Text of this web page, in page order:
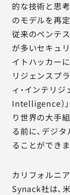
的な技術と思
のモデルを再
従来のペンテ
が多いセキュ
イトハッカー
リジェンスプ
ィ・インテリ
Intelligence）
り世界の大手
る前に、デジ
ることができま
カリフォルニ
Synack社は、